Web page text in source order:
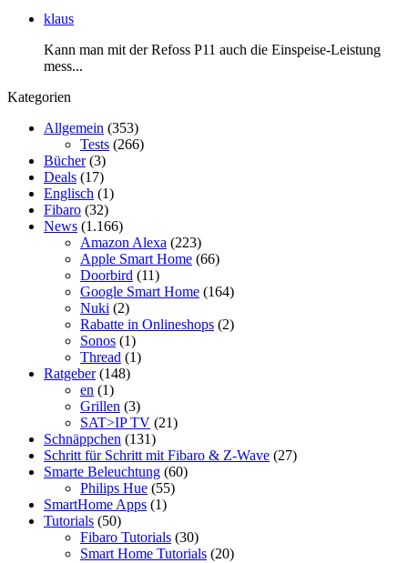
klaus
Kann man mit der Refoss P11 auch die Einspeise-Leistung
mess...
Kategorien
Allgemein (353)
Tests (266)
Bücher(3)
Deals (17)
Englisch (1)
Fibaro (32)
News (1.166)
Amazon Alexa (223)
Apple Smart Home (66)
Doorbird (11)
Google Smart Home (164)
Nuki (2)
Rabatte in Onlineshops (2)
Sonos (1)
Thread (1)
Ratgeber(148)
en (1)
Grillen (3)
SAT>IP TV (21)
Schnäppchen (131)
Schritt für Schritt mit Fibaro & Z-Wave (27)
Smarte Beleuchtung (60)
Philips Hue (55)
SmartHome Apps (1)
Tutorials (50)
Fibaro Tutorials (30)
Smart Home Tutorials (20)